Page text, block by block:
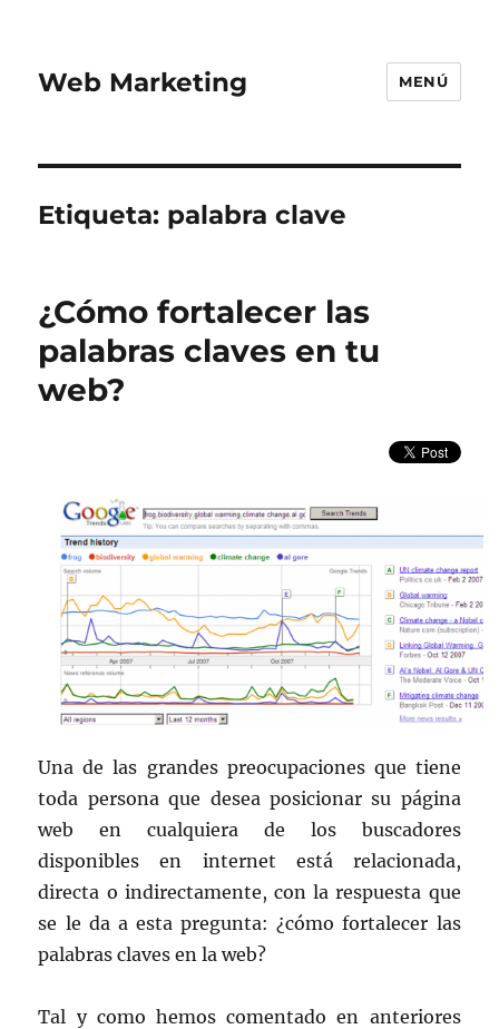
Web Marketing MENÚ
Etiqueta: palabra clave
¿Cómo fortalecer las
palabras claves en tu
web?
Una de las grandes preocupaciones que tiene
toda persona que desea posicionar su página
web en cualquiera de los buscadores
disponibles en internet está relacionada,
directa o indirectamente, con la respuesta que
se le da a esta pregunta: ¿cómo fortalecer las
palabras claves en la web?
Tal y como hemos comentado en anteriores